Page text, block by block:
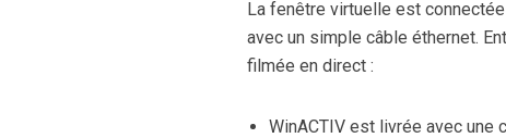
La fenêtre virtuelle est
avec un simple câble éthernet.
filmée en direct :
WinACTIV est livrée avec une